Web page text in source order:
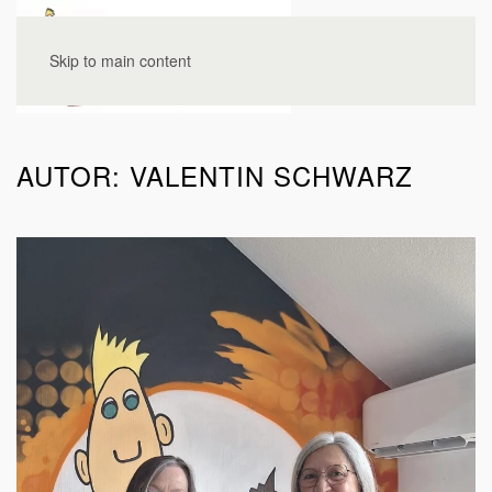
Skip to main content
AUTOR: VALENTIN SCHWARZ